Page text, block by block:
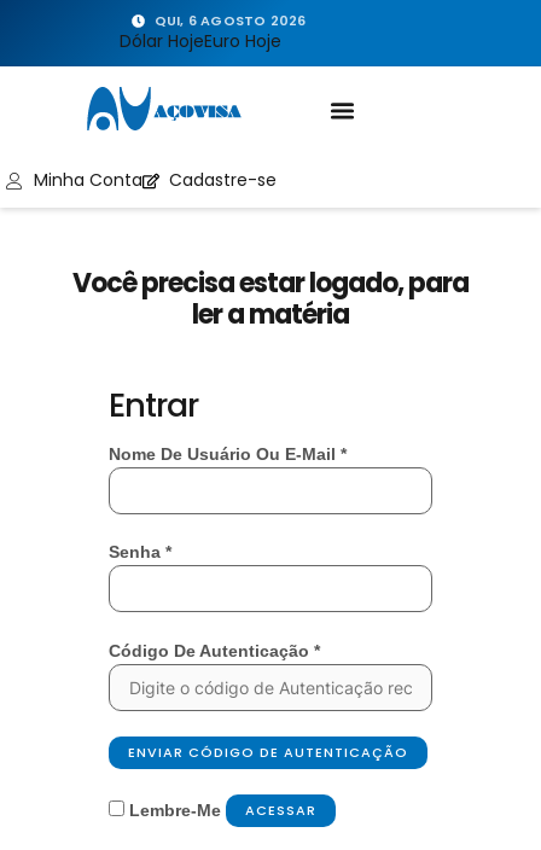
QUI, 6 AGOSTO 2026
Dólar HojeEuro Hoje
Minha Conta Cadastre-se
Você precisa estar logado, para
ler a matéria
Entrar
Nome De Usuário Ou E-Mail *
Senha *
Código De Autenticação *
ENVIAR CÓDIGO DE AUTENTICAÇÃO
Lembre-Me ACESSAR